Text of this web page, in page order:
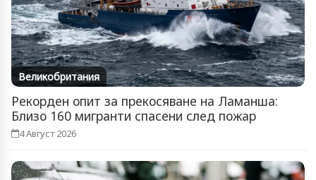
Великобритания
Рекорден опит за прекосяване на Ламанша:
Близо 160 мигранти спасени след пожар
4 Август 2026